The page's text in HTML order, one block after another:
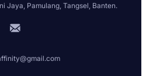
Jaya, Pamulang, Tangsel, Banten.